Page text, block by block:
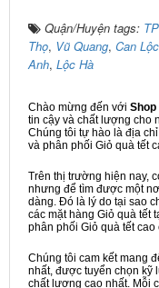
Quận/Huyện tags:
Thọ, Vũ Quang, Can Lộc
Anh, Lộc Hà
Chào mừng đến với Shop
tin cậy và chất lượng cho
Chúng tôi tự hào là địa
và phân phối Giỏ quà tết
Trên thị trường hiện nay,
nhưng để tìm được một
dàng. Đó là lý do tại sao
các mặt hàng Giỏ quà tết
phân phối Giỏ quà tết cao
Chúng tôi cam kết mang
nhất, được tuyển chọn
chất lượng cao nhất. Mỗi